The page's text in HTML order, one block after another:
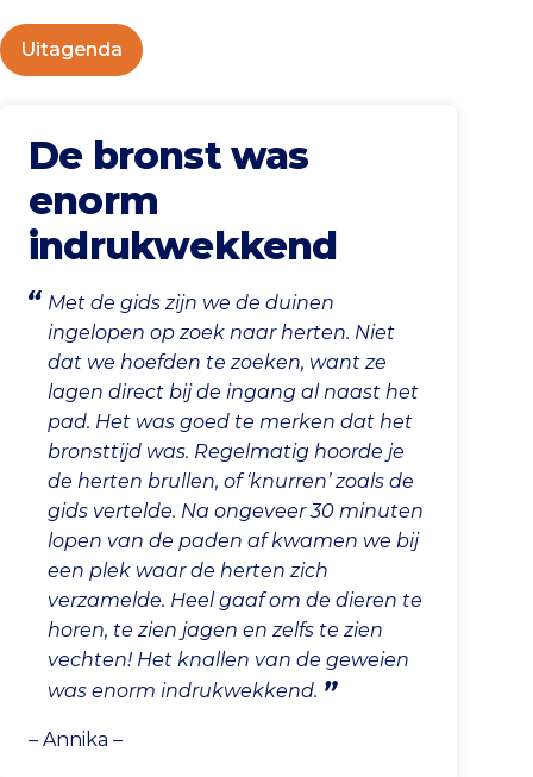
Uitagenda
De bronst was
enorm
indrukwekkend
Met de gids zijn we de duinen
ingelopen op zoek naar herten. Niet
dat we hoefden te zoeken, want ze
lagen direct bij de ingang al naast het
pad. Het was goed te merken dat het
bronsttijd was. Regelmatig hoorde je
de herten brullen, of ‘knurren’ zoals de
gids vertelde. Na ongeveer 30 minuten
lopen van de paden af kwamen we bij
een plek waar de herten zich
verzamelde. Heel gaaf om de dieren te
horen, te zien jagen en zelfs te zien
vechten! Het knallen van de geweien
was enorm indrukwekkend.
– Annika –